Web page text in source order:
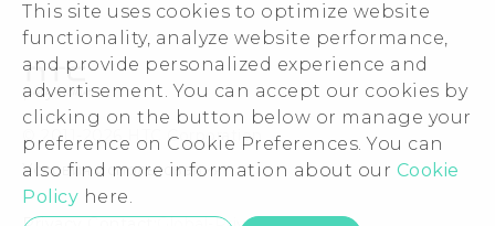
This site uses cookies to optimize website
functionality, analyze website performance,
and provide personalized experience and
advertisement. You can accept our cookies by
clicking on the button below or manage your
preference on Cookie Preferences. You can
also find more information about our Cookie
Policy here.
ақпараты
English - Quick start guide
English - User manual
English - Safety and regulatory guide
VIVE
ESG
Инвестирование
Политика конфиденциальности
Безопасность продуктов
Вакансии
Security and Privacy Whitepaper
© 2011-2026 HTC Corporation
Условия использования.